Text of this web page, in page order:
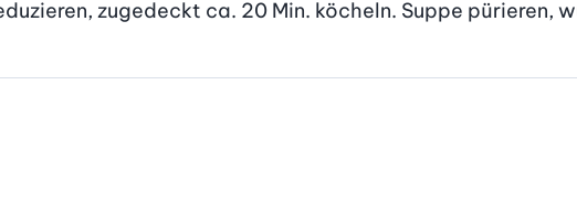
zugedeckt ca. 20 Min. köcheln. Suppe pürieren,